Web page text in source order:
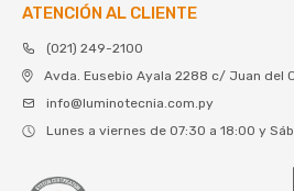
ATENCIÓN AL CLIENTE
(021) 249-2100
Avda. Eusebio Ayala 2288 c/ Juan del
info@luminotecnia.com.py
Lunes a viernes de 07:30 a 18:00 y